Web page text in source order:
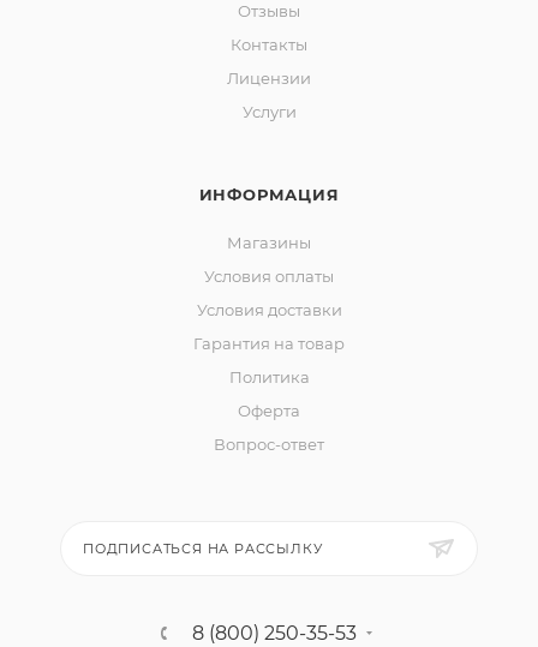
Отзывы
Контакты
Лицензии
Услуги
ИНФОРМАЦИЯ
Магазины
Условия оплаты
Условия доставки
Гарантия на товар
Политика
Оферта
Вопрос-ответ
ПОДПИСАТЬСЯ НА РАССЫЛКУ
8 (800) 250-35-53